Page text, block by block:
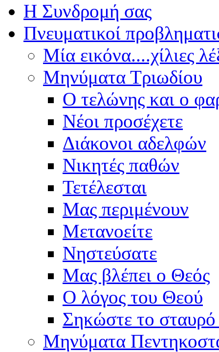
Η Συνδρομή σας
Πνευματικοί
Μία εικόνα....χίλιες
Μηνύματα Τριωδίου
Ο τελώνης και ο
Νέοι προσέχετε
Διάκονοι αδελφών
Νικητές παθών
Τετέλεσται
Μας περιμένουν
Μετανοείτε
Νηστεύσατε
Μας βλέπει ο Θεός
Ο λόγος του Θεού
Σηκώστε το
Μηνύματα